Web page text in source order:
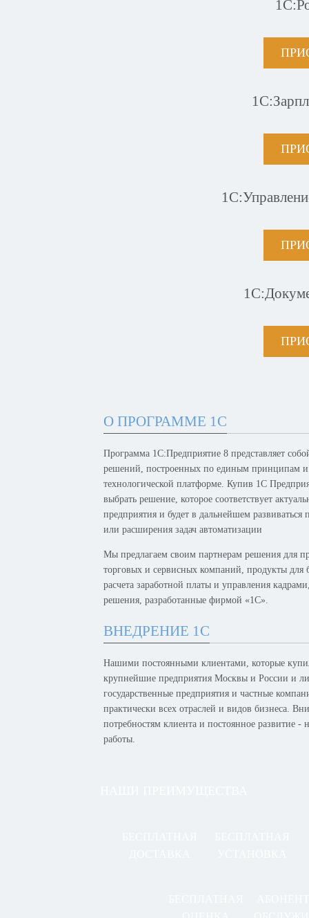
О ПРОГРАММЕ 1С
Программа 1С:Предприятие 8 представляет
решений, построенных по единым принципам
технологической платформе. Купив 1С
выбрать решение, которое соответствует
предприятия и будет в дальнейшем развиваться
или расширения задач автоматизации
Мы предлагаем своим партнерам решения для
торговых и сервисных компаний, продукты для
расчета заработной платы и управления
решения, разработанные фирмой «1С».
ВНЕДРЕНИЕ 1С
Нашими постоянными клиентами, которые
крупнейшие предприятия Москвы и России и
государственные предприятия и частные
практически всех отраслей и видов бизнеса.
потребностям клиента и постоянное развитие
работы.